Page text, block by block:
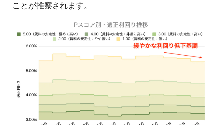
ことが推察されます。